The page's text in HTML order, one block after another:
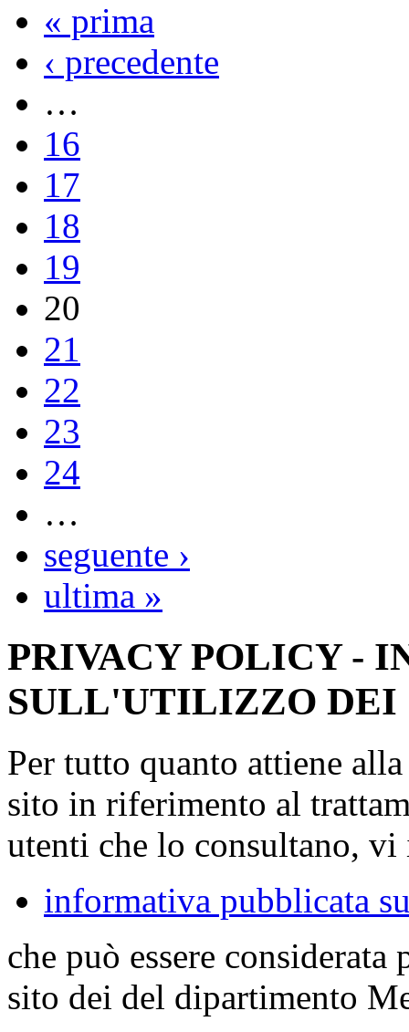
« prima
‹ precedente
…
16
17
18
19
20
21
22
23
24
…
seguente ›
ultima »
PRIVACY POLICY -
SULL'UTILIZZO DEI
Per tutto quanto attiene
sito in riferimento al
utenti che lo consultano,
informativa pubblicata
che può essere
sito dei del dipartimento